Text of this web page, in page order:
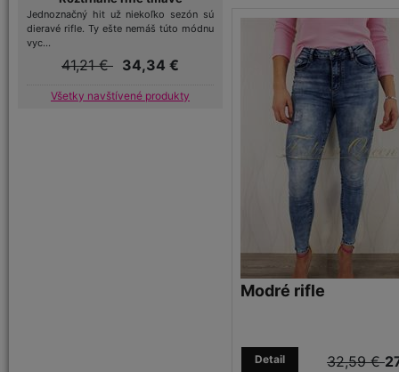
Jednoznačný hit už niekoľko sezón sú
dieravé rifle. Ty ešte nemáš túto módnu
vyc...
41,21 € 34,34 €
Všetky navštívené produkty
Modré rifle
32,59 €
Detail